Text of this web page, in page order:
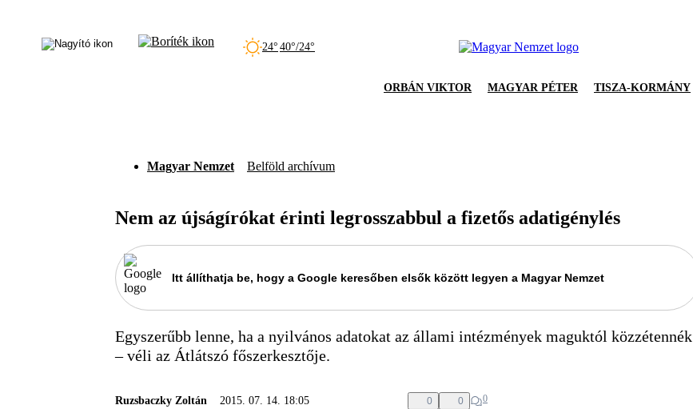
24° 40°/24°
ORBÁN VIKTOR MAGYAR PÉTER TISZA-KORMÁNY
Magyar Nemzet Belföld archívum
Nem az újságírókat érinti legrosszabbul a fizetős adatigénylés
Itt állíthatja be, hogy a Google keresőben elsők között legyen a Magyar Nemzet
Egyszerűbb lenne, ha a nyilvános adatokat az állami intézmények maguktól közzétennék
– véli az Átlátszó főszerkesztője.
Ruzsbaczky Zoltán 2015. 07. 14. 18:05 0 0 0